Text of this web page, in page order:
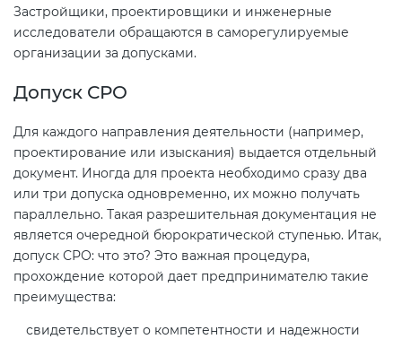
Застройщики, проектировщики и инженерные
исследователи обращаются в саморегулируемые
организации за допусками.
Допуск СРО
Для каждого направления деятельности (например,
проектирование или изыскания) выдается отдельный
документ. Иногда для проекта необходимо сразу два
или три допуска одновременно, их можно получать
параллельно. Такая разрешительная документация не
является очередной бюрократической ступенью. Итак,
допуск СРО: что это? Это важная процедура,
прохождение которой дает предпринимателю такие
преимущества:
свидетельствует о компетентности и надежности